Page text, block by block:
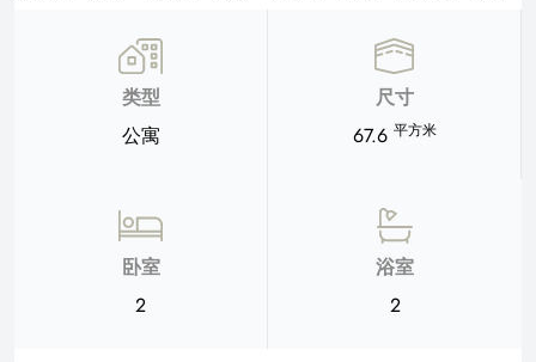
类型
公寓
尺寸
67.6 平方米
卧室
2
浴室
2